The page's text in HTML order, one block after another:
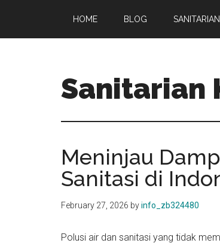
main
primary
HOME BLOG
Sanitarian
Sanitarian
Meninjau
Sanitasi di
February 27, 2026 byinfo_zb324480
Polusi air dan sanitasi yang tidak